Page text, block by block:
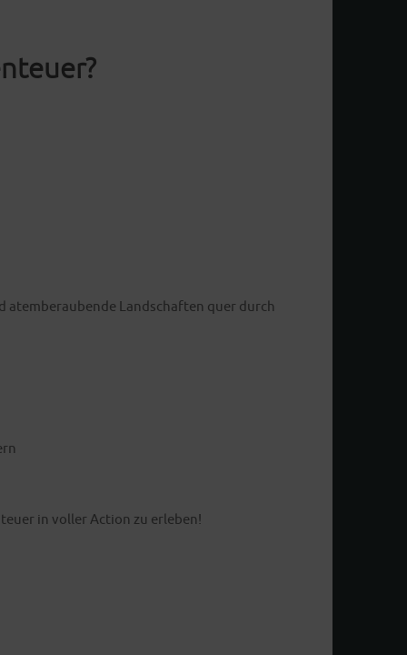
Landschaften quer durch
in voller Action zu erleben!